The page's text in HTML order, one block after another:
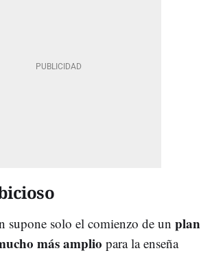
supone solo el comienzo de un plan
más amplio para la enseña